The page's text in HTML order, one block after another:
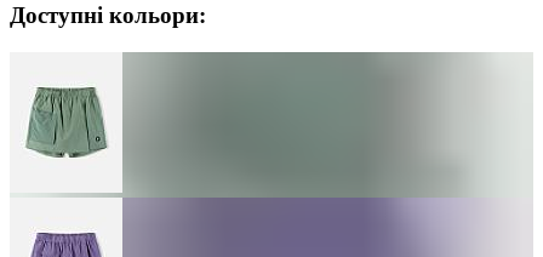
Доступні кольори: